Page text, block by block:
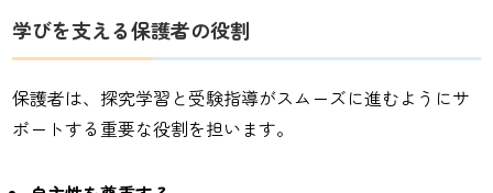
学びを支える保護者の役割
保護者は、探究学習と受験指導がスムーズに進むようにサ
ポートする重要な役割を担います。